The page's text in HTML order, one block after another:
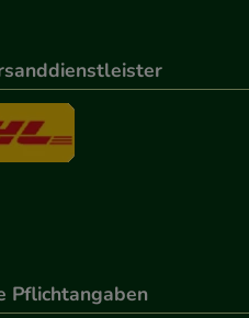
Pflichtangaben